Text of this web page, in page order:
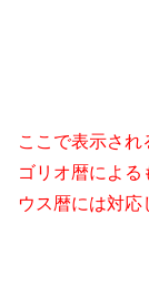
ここで表示さ
ゴリオ暦による
ウス暦には対応